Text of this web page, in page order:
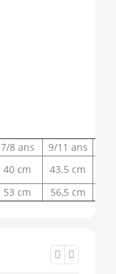
7/8 ans 9/11 ans
40 cm 43.5 cm
53 cm 56,5 cm